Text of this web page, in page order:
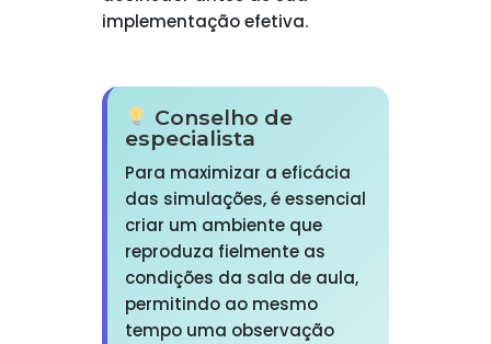
implementação efetiva.
Conselho de
especialista
Para maximizar a eficácia
das simulações, é essencial
criar um ambiente que
reproduza fielmente as
condições da sala de aula,
permitindo ao mesmo
tempo uma observação